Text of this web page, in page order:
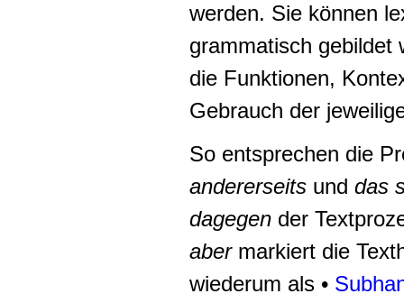
werden. Sie können
grammatisch gebildet
die Funktionen,
Gebrauch der
So entsprechen die
andererseits und das
dagegen der
abermarkiert die
wiederum als •